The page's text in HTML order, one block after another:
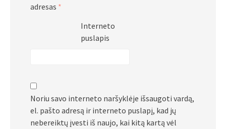
adresas *
Interneto
puslapis
Noriu savo interneto naršyklėje išsaugoti vardą,
el. pašto adresą ir interneto puslapį, kad jų
nebereiktų įvesti iš naujo, kai kitą kartą vėl